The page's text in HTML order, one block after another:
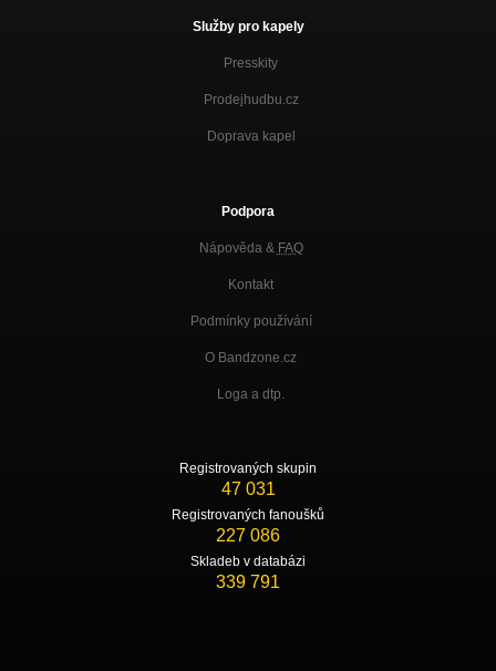
Služby pro kapely
Presskity
Prodejhudbu.cz
Doprava kapel
Podpora
Nápověda & FAQ
Kontakt
Podmínky používání
O Bandzone.cz
Loga a dtp.
Registrovaných skupin
47 031
Registrovaných fanoušků
227 086
Skladeb v databázi
339 791